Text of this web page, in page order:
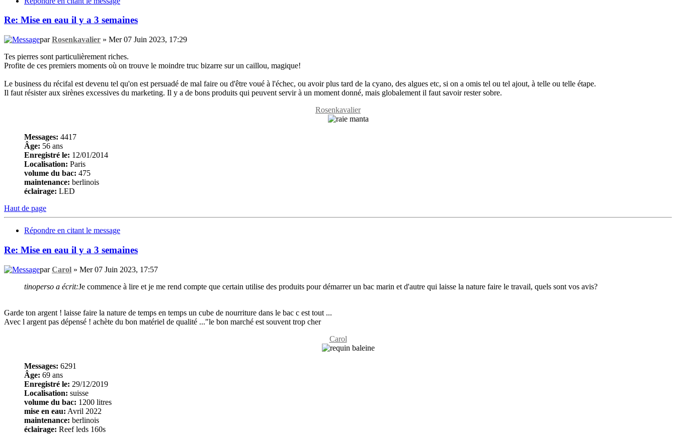
Re: Mise en eau il y a 3 semaines
parRosenkavalier » Mer 07 Juin 2023, 17:29
Tes pierres sont particulièrement riches.
Profite de ces premiers moments où on trouve le moindre truc bizarre sur un caillou, magique!
Le business du récifal est devenu tel qu'on est persuadé de mal faire ou d'être voué à l'échec, ou avoir plus tard de la cyano, des algues etc, si on a omis tel ou tel ajout, à telle ou telle étape.
Il faut résister aux sirènes excessives du marketing. Il y a de bons produits qui peuvent servir à un moment donné, mais globalement il faut savoir rester sobre.
Rosenkavalier
Messages: 4417
Âge: 56 ans
Enregistré le: 12/01/2014
Localisation: Paris
volume du bac: 475
maintenance: berlinois
éclairage: LED
Haut de page
Répondre en citant le message
Re: Mise en eau il y a 3 semaines
parCarol » Mer 07 Juin 2023, 17:57
tinoperso a écrit:Je commence à lire et je me rend compte que certain utilise des produits pour démarrer un bac marin et d'autre qui laisse la nature faire le travail, quels sont vos avis?
Garde ton argent ! laisse faire la nature de temps en temps un cube de nourriture dans le bac c est tout ...
Avec l argent pas dépensé ! achète du bon matériel de qualité ..."le bon marché est souvent trop cher
Carol
Messages: 6291
Âge: 69 ans
Enregistré le: 29/12/2019
Localisation: suisse
volume du bac: 1200 litres
mise en eau: Avril 2022
maintenance: berlinois
éclairage: Reef leds 160s